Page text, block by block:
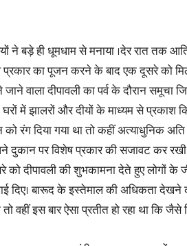
ने बड़े ही धूमधाम से मनाया ।देर रात तक
का पूजन करने के बाद एक दूसरे को
वाला दीपावली का पर्व के दौरान समूचा
में झालरों और दीयों के माध्यम से प्रकाश
रंग दिया गया था तो कहीं अत्याधुनिक
दुकान पर विशेष प्रकार की सजावट कर
को दीपावली की शुभकामना देते हुए लोगों के
दिए। बारूद के इस्तेमाल की अधिकता देखने
वहीं इस बार ऐसा प्रतीत हो रहा था कि जैसे